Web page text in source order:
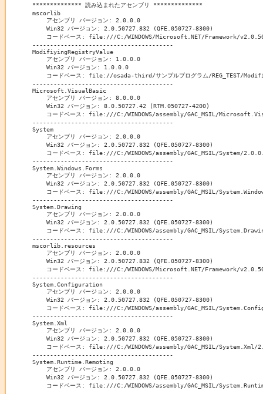
************** 読み込まれたアセンブリ **************
mscorlib
    アセンブリ バージョン: 2.0.0.0
    Win32 バージョン: 2.0.50727.832 (QFE.050727-8300)
コードベース: file:///C:/WINDOWS/Microsoft.NET/Framework/
----------------------------------------
ModifiyingRegistryValue
    アセンブリ バージョン: 1.0.0.0
    Win32 バージョン: 1.0.0.0
コードベース: file://osada-third/サンプルプログラム/REG_TEST/
----------------------------------------
Microsoft.VisualBasic
    アセンブリ バージョン: 8.0.0.0
    Win32 バージョン: 8.0.50727.42 (RTM.050727-4200)
コードベース: file:///C:/WINDOWS/assembly/GAC_MSIL/
----------------------------------------
System
    アセンブリ バージョン: 2.0.0.0
    Win32 バージョン: 2.0.50727.832 (QFE.050727-8300)
コードベース: file:///C:/WINDOWS/assembly/GAC_MSIL/System/
----------------------------------------
System.Windows.Forms
    アセンブリ バージョン: 2.0.0.0
    Win32 バージョン: 2.0.50727.832 (QFE.050727-8300)
コードベース: file:///C:/WINDOWS/assembly/GAC_MSIL/
----------------------------------------
System.Drawing
    アセンブリ バージョン: 2.0.0.0
    Win32 バージョン: 2.0.50727.832 (QFE.050727-8300)
コードベース: file:///C:/WINDOWS/assembly/GAC_MSIL/
----------------------------------------
mscorlib.resources
    アセンブリ バージョン: 2.0.0.0
    Win32 バージョン: 2.0.50727.832 (QFE.050727-8300)
コードベース: file:///C:/WINDOWS/Microsoft.NET/Framework/
----------------------------------------
System.Configuration
    アセンブリ バージョン: 2.0.0.0
    Win32 バージョン: 2.0.50727.832 (QFE.050727-8300)
コードベース: file:///C:/WINDOWS/assembly/GAC_MSIL/
----------------------------------------
System.Xml
    アセンブリ バージョン: 2.0.0.0
    Win32 バージョン: 2.0.50727.832 (QFE.050727-8300)
コードベース: file:///C:/WINDOWS/assembly/GAC_MSIL/
----------------------------------------
System.Runtime.Remoting
    アセンブリ バージョン: 2.0.0.0
    Win32 バージョン: 2.0.50727.832 (QFE.050727-8300)
コードベース: file:///C:/WINDOWS/assembly/GAC_MSIL/